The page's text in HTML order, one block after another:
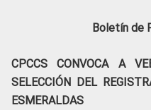
Boletín de
CPCCS CONVOCA A
SELECCIÓN DEL
ESMERALDAS